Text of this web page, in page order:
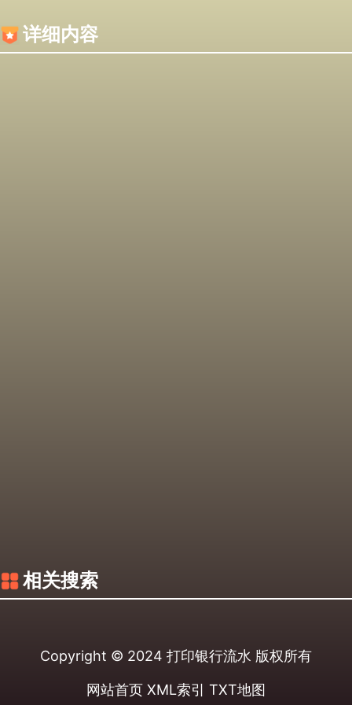
详细内容
相关搜索
Copyright © 2024 打印银行流水 版权所有
网站首页 XML索引 TXT地图